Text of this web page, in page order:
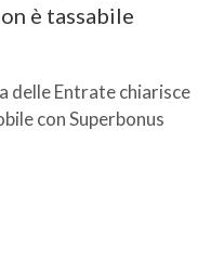
è tassabile
delle Entrate chiarisce
con Superbonus